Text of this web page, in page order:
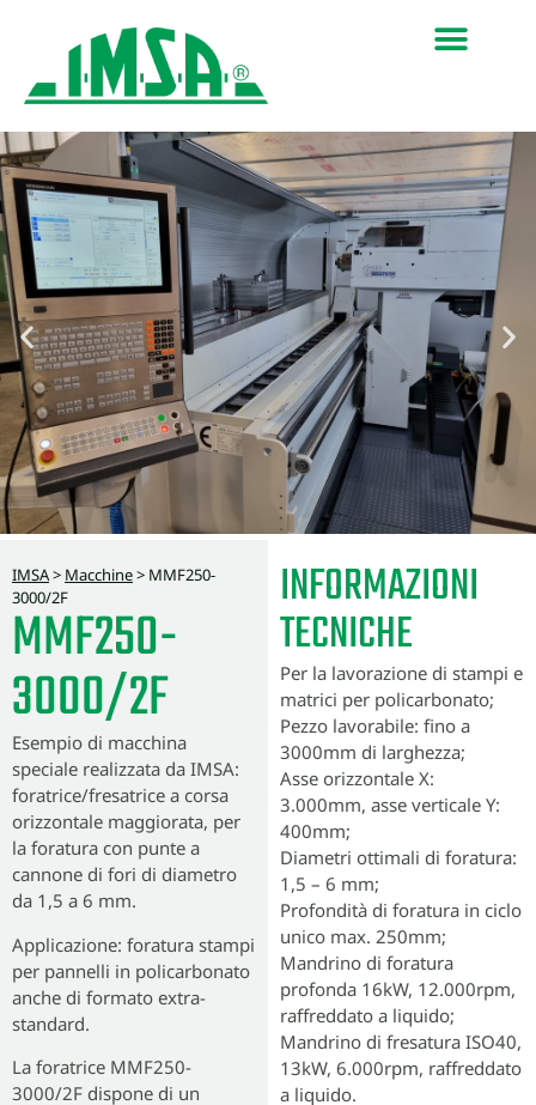
IMSA> Macchine> MMF250-
3000/2F
MMF250-
3000/2F
Esempio di macchina
speciale realizzata da IMSA:
foratrice/fresatrice a corsa
orizzontale maggiorata, per
la foratura con punte a
cannone di fori di diametro
da 1,5 a 6 mm.
Applicazione: foratura stampi
per pannelli in policarbonato
anche di formato extra-
standard.
La foratrice MMF250-
3000/2F dispone di un
INFORMAZIONI
TECNICHE
Per la lavorazione di stampi e
matrici per policarbonato;
Pezzo lavorabile: fino a
3000mm di larghezza;
Asse orizzontale X:
3.000mm, asse verticale Y:
400mm;
Diametri ottimali di foratura:
1,5 – 6 mm;
Profondità di foratura in ciclo
unico max. 250mm;
Mandrino di foratura
profonda 16kW, 12.000rpm,
raffreddato a liquido;
Mandrino di fresatura ISO40,
13kW, 6.000rpm, raffreddato
a liquido.